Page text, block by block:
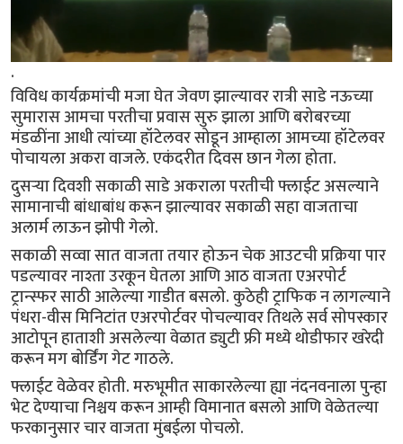
.
विविध कार्यक्रमांची मजा घेत जेवण झाल्यावर रात्री साडे नऊच्या
सुमारास आमचा परतीचा प्रवास सुरु झाला आणि बरोबरच्या
मंडळींना आधी त्यांच्या हॉटेलवर सोडून आम्हाला आमच्या हॉटेलवर
पोचायला अकरा वाजले. एकंदरीत दिवस छान गेला होता.
दुसऱ्या दिवशी सकाळी साडे अकराला परतीची फ्लाईट असल्याने
सामानाची बांधाबांध करून झाल्यावर सकाळी सहा वाजताचा
अलार्म लाऊन झोपी गेलो.
सकाळी सव्वा सात वाजता तयार होऊन चेक आउटची प्रक्रिया पार
पडल्यावर नाश्ता उरकून घेतला आणि आठ वाजता एअरपोर्ट
ट्रान्स्फर साठी आलेल्या गाडीत बसलो. कुठेही ट्राफिक न लागल्याने
पंधरा-वीस मिनिटांत एअरपोर्टवर पोचल्यावर तिथले सर्व सोपस्कार
आटोपून हाताशी असलेल्या वेळात ड्युटी फ्री मध्ये थोडीफार खरेदी
करून मग बोर्डिंग गेट गाठले.
फ्लाईट वेळेवर होती. मरुभूमीत साकारलेल्या ह्या नंदनवनाला पुन्हा
भेट देण्याचा निश्चय करून आम्ही विमानात बसलो आणि वेळेतल्या
फरकानुसार चार वाजता मुंबईला पोचलो.